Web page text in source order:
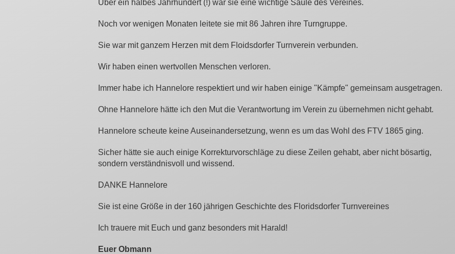
Über ein halbes Jahrhundert (!) war sie eine wichtige Säule des Vereines.
Noch vor wenigen Monaten leitete sie mit 86 Jahren ihre Turngruppe.
Sie war mit ganzem Herzen mit dem Floidsdorfer Turnverein verbunden.
Wir haben einen wertvollen Menschen verloren.
Immer habe ich Hannelore respektiert und wir haben einige "Kämpfe" gemeinsam ausgetragen.
Ohne Hannelore hätte ich den Mut die Verantwortung im Verein zu übernehmen nicht gehabt.
Hannelore scheute keine Auseinandersetzung, wenn es um das Wohl des FTV 1865 ging.
Sicher hätte sie auch einige Korrekturvorschläge zu diese Zeilen gehabt, aber nicht bösartig,
sondern verständnisvoll und wissend.
DANKE Hannelore
Sie ist eine Größe in der 160 jährigen Geschichte des Floridsdorfer Turnvereines
Ich trauere mit Euch und ganz besonders mit Harald!
Euer Obmann